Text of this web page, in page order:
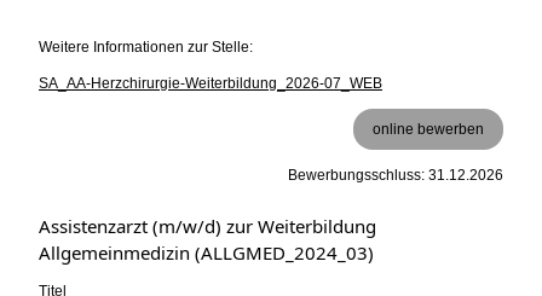
Weitere Informationen zur Stelle:
SA_AA-Herzchirurgie-Weiterbildung_2026-07_WEB
online bewerben
Bewerbungsschluss: 31.12.2026
Assistenzarzt (m/w/d) zur Weiterbildung
Allgemeinmedizin (ALLGMED_2024_03)
Titel